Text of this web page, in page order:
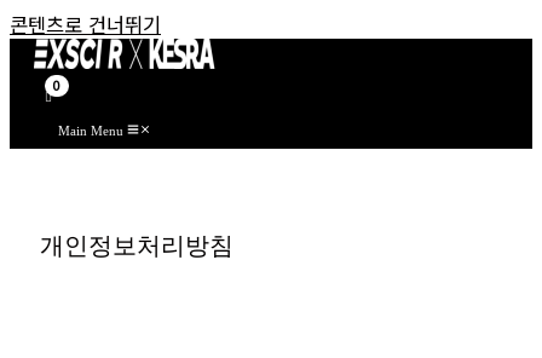
콘텐츠로 건너뛰기
Main Menu
개인정보처리방침